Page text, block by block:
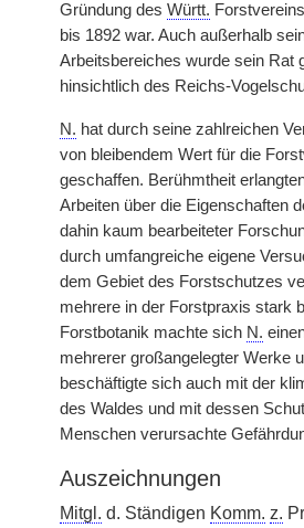
Gründung des Württ.
bis 1892 war. Auch außerhalb
Arbeitsbereiches wurde sein Rat
hinsichtlich des Reichs-
N. hat durch seine zahlreichen
von bleibendem Wert für die
geschaffen. Berühmtheit
Arbeiten über die Eigenschaften
dahin kaum bearbeiteter
durch umfangreiche eigene
dem Gebiet des Forstschutzes
mehrere in der Forstpraxis stark
Forstbotanik machte sich N.
mehrerer großangelegter Werke
beschäftigte sich auch mit der
des Waldes und mit dessen
Menschen verursachte
Auszeichnungen
Mitgl. d. Ständigen Komm. z.